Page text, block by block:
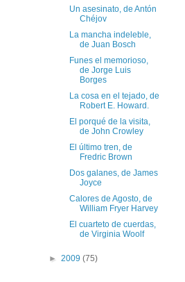
Un asesinato, de Antón
Chéjov
La mancha indeleble,
de Juan Bosch
Funes el memorioso,
de Jorge Luis
Borges
La cosa en el tejado, de
Robert E. Howard.
El porqué de la visita,
de John Crowley
El último tren, de
Fredric Brown
Dos galanes, de James
Joyce
Calores de Agosto, de
William Fryer Harvey
El cuarteto de cuerdas,
de Virginia Woolf
► 2009 (75)